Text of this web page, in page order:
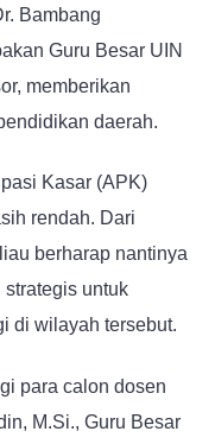
Bambang
Guru Besar UIN
memberikan
daerah.
Kasar (APK)
rendah. Dari
berharap nantinya
untuk
di wilayah tersebut.
para calon dosen
M.Si., Guru Besar